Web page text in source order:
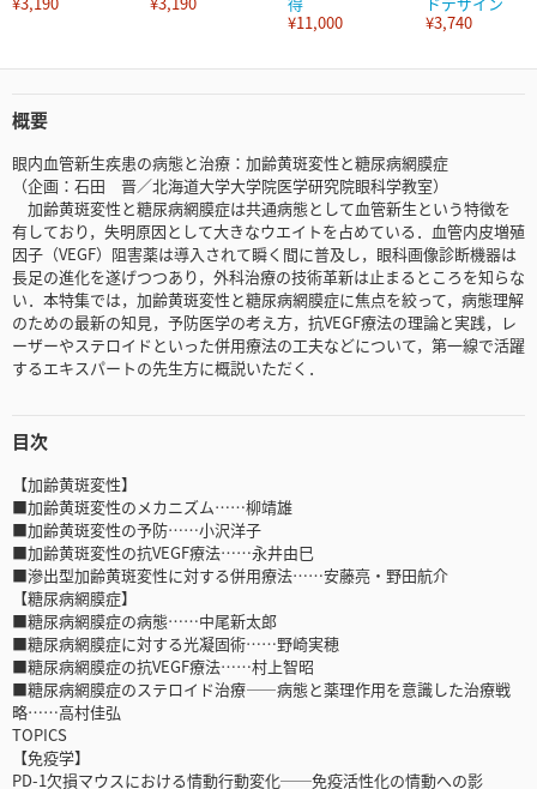
¥11,000
¥3,740
概要
眼内血管新生疾患の病態と治療：加齢黄斑変性と糖尿病網膜症
（企画：石田 晋／北海道大学大学院医学研究院眼科学教室）
加齢黄斑変性と糖尿病網膜症は共通病態として血管新生という特徴を
有しており，失明原因として大きなウエイトを占めている．血管内皮増殖
因子（VEGF）阻害薬は導入されて瞬く間に普及し，眼科画像診断機器は
長足の進化を遂げつつあり，外科治療の技術革新は止まるところを知らな
い．本特集では，加齢黄斑変性と糖尿病網膜症に焦点を絞って，病態理解
のための最新の知見，予防医学の考え方，抗VEGF療法の理論と実践，レ
ーザーやステロイドといった併用療法の工夫などについて，第一線で活躍
するエキスパートの先生方に概説いただく．
目次
【加齢黄斑変性】
■加齢黄斑変性のメカニズム……柳靖雄
■加齢黄斑変性の予防……小沢洋子
■加齢黄斑変性の抗VEGF療法……永井由巳
■滲出型加齢黄斑変性に対する併用療法……安藤亮・野田航介
【糖尿病網膜症】
■糖尿病網膜症の病態……中尾新太郎
■糖尿病網膜症に対する光凝固術……野崎実穂
■糖尿病網膜症の抗VEGF療法……村上智昭
■糖尿病網膜症のステロイド治療――病態と薬理作用を意識した治療戦
略……高村佳弘
TOPICS
【免疫学】
PD-1欠損マウスにおける情動行動変化──免疫活性化の情動への影